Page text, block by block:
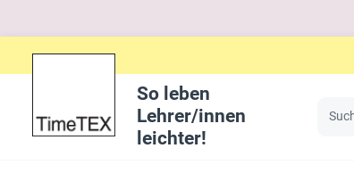
So leben
Lehrer/innen
leichter!